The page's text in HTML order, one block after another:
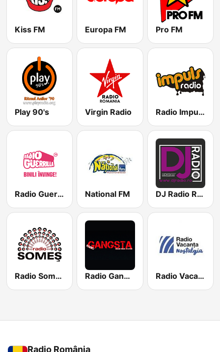
Kiss FM Europa FM Pro FM
Play 90's Virgin Radio Radio Impuls 101.5 FM
Radio Guerrilla National FM DJ Radio Romania
Radio Somes Radio Gangsta Manele Radio Vacanta Nostalgia
Radio România